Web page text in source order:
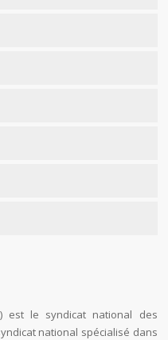
est le syndicat national des
national spécialisé dans